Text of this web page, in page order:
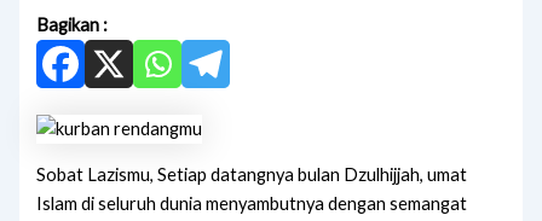
Bagikan :
Sobat Lazismu, Setiap datangnya bulan Dzulhijjah, umat
Islam di seluruh dunia menyambutnya dengan semangat